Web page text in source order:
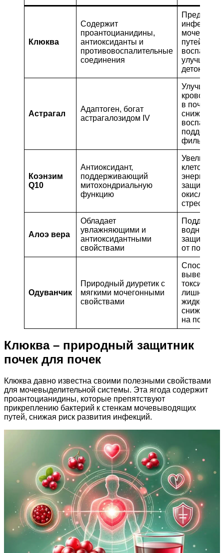
Клюква
Содержит
проантоцианидины,
антиоксиданты и
противовоспалительные
соединения
инфекции
путей,
улучшает
Астрагал
Адаптоген, богат
астрагалозидом IV
Улучшает
в почках,
снижает
Коэнзим
Q10
Антиоксидант,
поддерживающий
митохондриальную
функцию
клеточную
энергию,
защищает
стресса
Алоэ вера
Обладает
увлажняющими и
антиоксидантными
свойствами
водный
защищает
от
Одуванчик
Природный диуретик с
мягкими мочегонными
свойствами
токсинов и
лишней
жидкости,
снижает
на почки
Клюква – природный защитник
почек для почек
Клюква давно известна своими полезными свойствами
для мочевыделительной системы. Эта ягода содержит
проантоцианидины, которые препятствуют
прикреплению бактерий к стенкам мочевыводящих
путей, снижая риск развития инфекций.